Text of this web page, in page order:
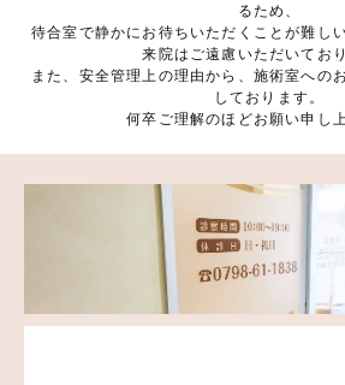
るため、
待合室で静かにお待ちいただくことが難し
来院はご遠慮いただいてお
また、安全管理上の理由から、施術室への
しております。
何卒ご理解のほどお願い申し